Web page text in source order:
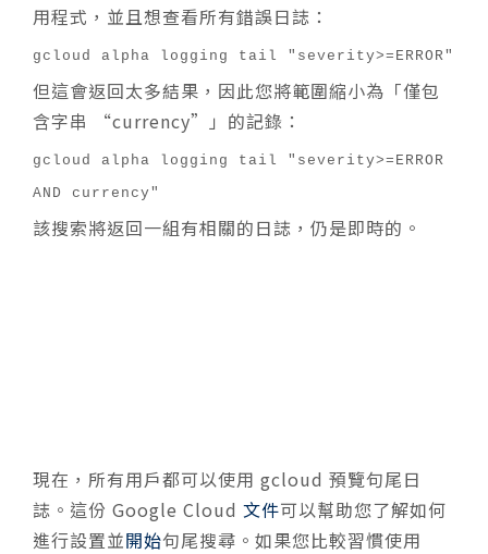
用程式，並且想查看所有錯誤日誌：
gcloud alpha logging tail "severity>=ERROR"
但這會返回太多結果，因此您將範圍縮小為「僅包
含字串 “currency”」的記錄：
gcloud alpha logging tail "severity>=ERROR
AND currency"
該搜索將返回一組有相關的日誌，仍是即時的。
現在，所有用戶都可以使用 gcloud 預覽句尾日
誌。這份 Google Cloud 文件可以幫助您了解如何
進行設置並開始句尾搜尋。 如果您比較習慣使用